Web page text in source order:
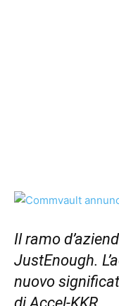
Il ramo
JustEnough.
nuovo